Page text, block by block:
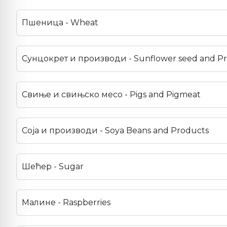
Пшеница - Wheat
Сунцокрет и производи - Sunflower seed and
Свиње и свињско месо - Pigs and Pigmeat
Соја и производи - Soya Beans and Products
Шећер - Sugar
Малине - Raspberries